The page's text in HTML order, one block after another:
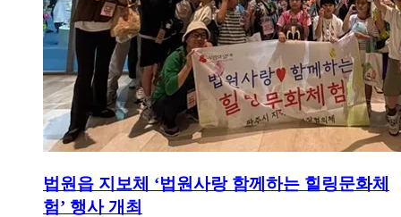
법원읍 지보체 ‘법원사랑 함께하는 힐링문화체
험’ 행사 개최